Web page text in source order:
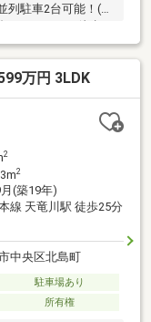
駐車2台可能！(車
万円 3LDK
2
2
(築19年)
線 天竜川駅 徒歩25分
中央区北島町
駐車場あり
所有権